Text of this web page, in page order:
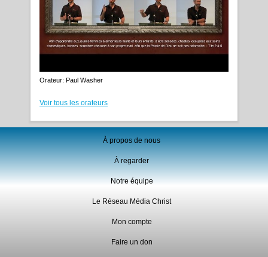
Orateur: Paul Washer
Voir tous les orateurs
À propos de nous
À regarder
Notre équipe
Le Réseau Média Christ
Mon compte
Faire un don